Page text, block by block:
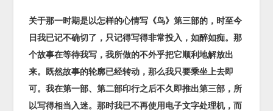
关于那一时期是以怎样的心情写《鸟》第三部的，时至今
日我已记不确切了，只记得写得非常投入，如醉如痴。那
个故事在等待我写，我所做的不外乎把它顺利地解放出
来。既然故事的轮廓已经转动，那么我只要乘坐上去即
可。我在第一部、第二部印行之后不久即推出第三部，所
以写得相当入迷。那时我已不再使用电子文字处理机，而